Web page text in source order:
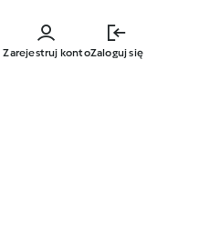
głównej
Zarejestruj kontoZaloguj się